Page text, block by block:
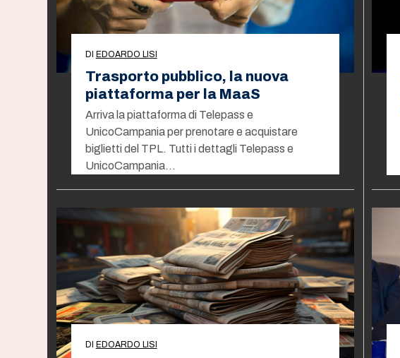
DI EDOARDO LISI
Trasporto pubblico, la nuova
piattaforma per la MaaS
Arriva la piattaforma di Telepass e
UnicoCampania per prenotare e acquistare
biglietti del TPL. Tutti i dettagli Telepass e
UnicoCampania…
DI EDOARDO LISI